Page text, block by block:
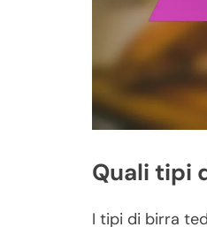
Quali tipi
I tipi di birra